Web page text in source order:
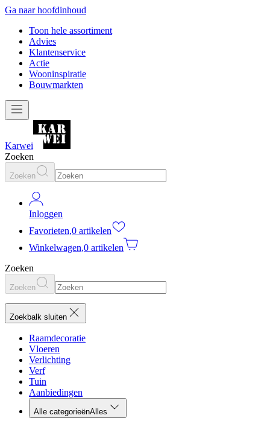
Ga naar hoofdinhoud
Toon hele assortiment
Advies
Klantenservice
Actie
Wooninspiratie
Bouwmarkten
Karwei
Zoeken
Zoeken
Inloggen
Favorieten,0 artikelen
Winkelwagen,0 artikelen
Zoeken
Zoeken
Zoekbalk sluiten
Raamdecoratie
Vloeren
Verlichting
Verf
Tuin
Aanbiedingen
Alle categorieënAlles